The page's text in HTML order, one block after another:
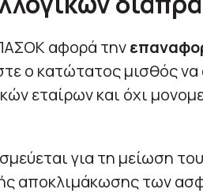
αφορά την
ο κατώτατος μισθός να
εταίρων και όχι
για τη μείωση
αποκλιμάκωσης των